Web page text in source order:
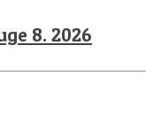
8. 2026